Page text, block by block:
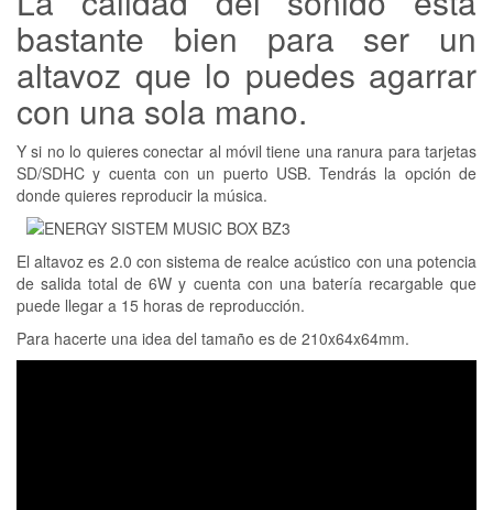
bastante bien para ser un
altavoz que lo puedes agarrar
con una sola mano.
Y si no lo quieres conectar al móvil tiene una ranura para tarjetas
SD/SDHC y cuenta con un puerto USB. Tendrás la opción de
donde quieres reproducir la música.
El altavoz es 2.0 con sistema de realce acústico con una potencia
de salida total de 6W y cuenta con una batería recargable que
puede llegar a 15 horas de reproducción.
Para hacerte una idea del tamaño es de 210x64x64mm.